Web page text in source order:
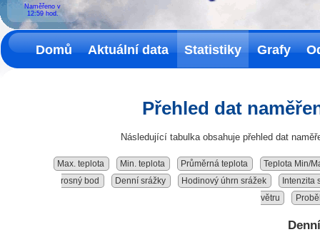
Naměřeno v
12:59hod.
Domů Aktuální data Statistiky Grafy
Přehled dat
Následující tabulka obsahuje přehled dat
Max. teplota Min. teplota Průměrná teplota
Teplota Min/
rosný bod
Denní srážky Hodinový úhrn srážek
Intenzita
větru